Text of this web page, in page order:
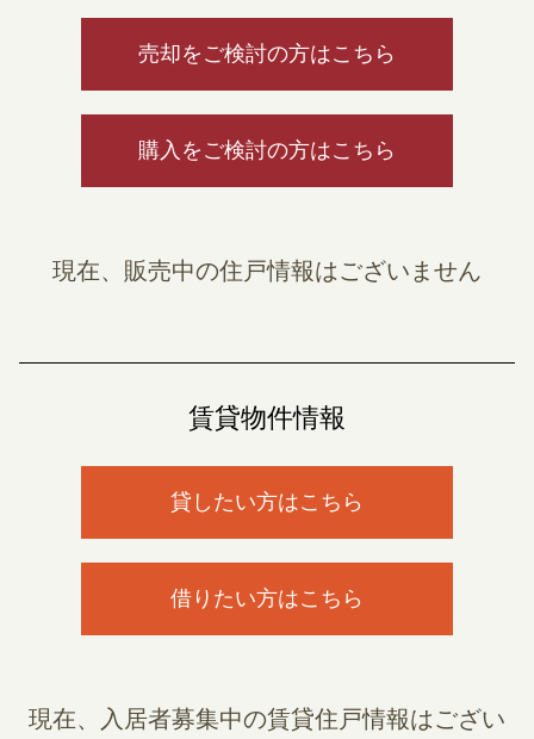
売却をご検討の方はこちら
購入をご検討の方はこちら
現在、販売中の住戸情報はございません
賃貸物件情報
貸したい方はこちら
借りたい方はこちら
現在、入居者募集中の賃貸住戸情報はござい